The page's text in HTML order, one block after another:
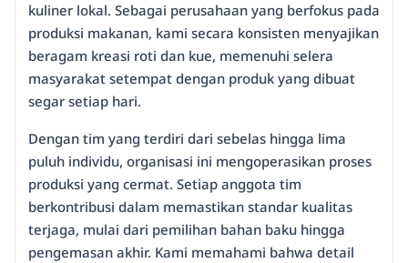
kuliner lokal. Sebagai perusahaan yang berfokus pada
produksi makanan, kami secara konsisten menyajikan
beragam kreasi roti dan kue, memenuhi selera
masyarakat setempat dengan produk yang dibuat
segar setiap hari.
Dengan tim yang terdiri dari sebelas hingga lima
puluh individu, organisasi ini mengoperasikan proses
produksi yang cermat. Setiap anggota tim
berkontribusi dalam memastikan standar kualitas
terjaga, mulai dari pemilihan bahan baku hingga
pengemasan akhir. Kami memahami bahwa detail